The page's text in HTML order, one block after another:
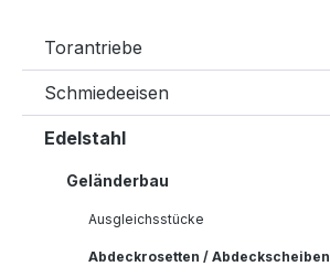
Torantriebe
Schmiedeeisen
Edelstahl
Geländerbau
Ausgleichsstücke
Abdeckrosetten / Abdeckscheiben